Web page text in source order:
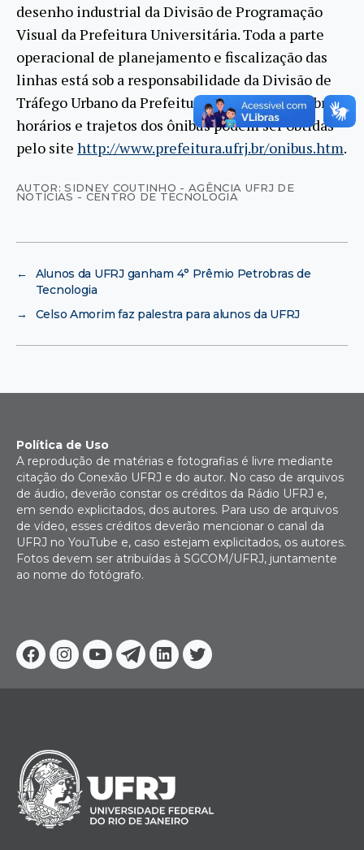
desenho industrial da Divisão de Programação
Visual da Prefeitura Universitária. Toda a parte
operacional de planejamento e fiscalização das
linhas está sob a responsabilidade da Divisão de
Tráfego Urbano da Prefeitura. Informações sobre
horários e trajetos dos ônibus podem ser obtidas
pelo site http://www.prefeitura.ufrj.br/onibus.htm.
AUTOR: SIDNEY COUTINHO - AGÊNCIA UFRJ DE
NOTÍCIAS - CENTRO DE TECNOLOGIA
←
Alunos da UFRJ ganham 4° Prêmio Petrobras de
Tecnologia
→
Celso Amorim faz palestra para alunos da UFRJ
Facebook
Instagram
YoutubeTelegram
Linkedin
Twitter
Política de Uso
A reprodução de matérias e fotografias é livre mediante
citação do Conexão UFRJ e do autor. No caso de arquivos
de áudio, deverão constar os créditos da Rádio UFRJ e,
em sendo explicitados, dos autores. Para uso de arquivos
de vídeo, esses créditos deverão mencionar o canal da
UFRJ no YouTube e, caso estejam explicitados, os autores.
Fotos devem ser atribuídas à SGCOM/UFRJ, juntamente
ao nome do fotógrafo.